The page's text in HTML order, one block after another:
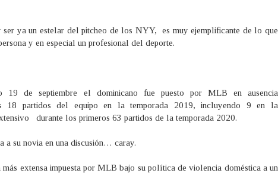
ya un estelar del pitcheo de los NYY, es muy ejemplificante de lo que
y en especial un profesional del deporte.
19 de septiembre el dominicano fue puesto por MLB en ausencia
18 partidos del equipo en la temporada 2019, incluyendo 9 en la
durante los primeros 63 partidos de la temporada 2020.
a su novia en una discusión… caray.
extensa impuesta por MLB bajo su política de violencia doméstica a un